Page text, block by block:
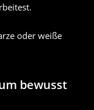
oder weiße
bewusst